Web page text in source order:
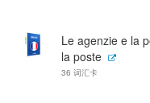
Le agenzie e la
la poste
36 词汇卡